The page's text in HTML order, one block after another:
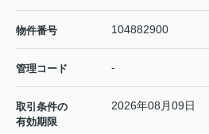
物件番号 104882900
管理コード -
取引条件の
有効期限
2026年08月09日